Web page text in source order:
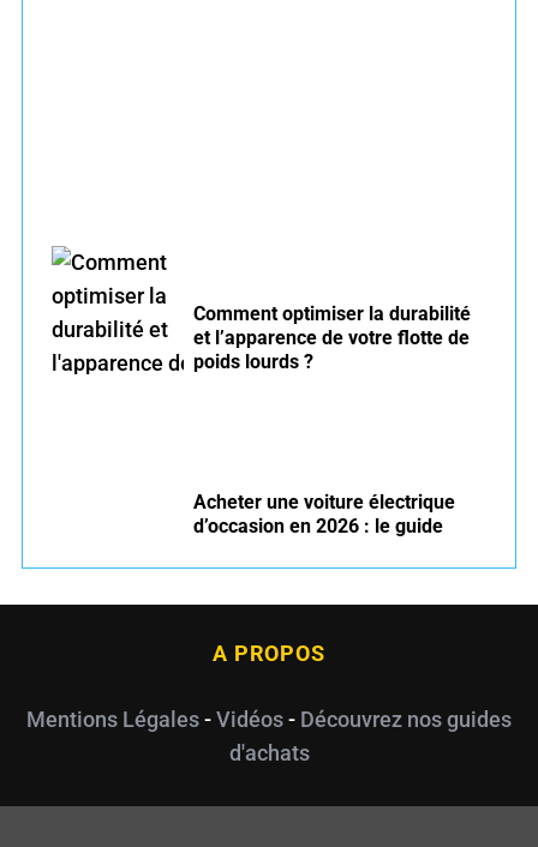
Comment optimiser la durabilité
et l’apparence de votre flotte de
poids lourds ?
Acheter une voiture électrique
d’occasion en 2026 : le guide
A PROPOS
Mentions Légales-Vidéos- Découvrez nos guides
d'achats